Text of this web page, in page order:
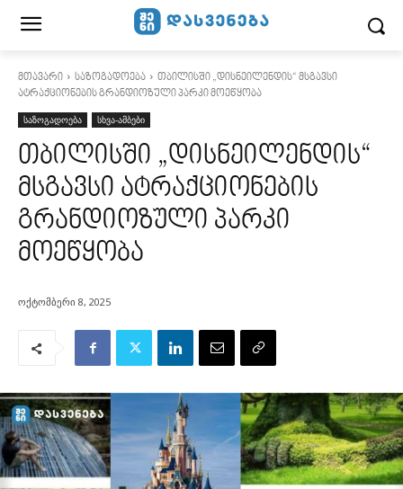
მთავარი საზოგადოება
თბილისში „დისნეილენდის“ მსგავსი
ატრაქციონების გრანდიოზული პარკი მოეწყობა
საზოგადოება სხვა-ამბები
თბილისში „დისნეილენდის“
მსგავსი ატრაქციონების
გრანდიოზული პარკი
მოეწყობა
ოქტომბერი 8, 2025